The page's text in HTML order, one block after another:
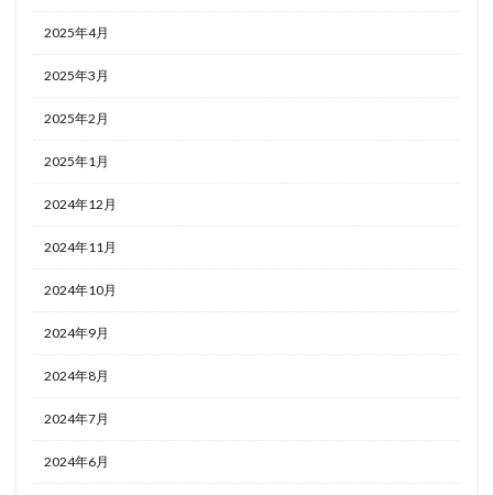
2025年4月
2025年3月
2025年2月
2025年1月
2024年12月
2024年11月
2024年10月
2024年9月
2024年8月
2024年7月
2024年6月